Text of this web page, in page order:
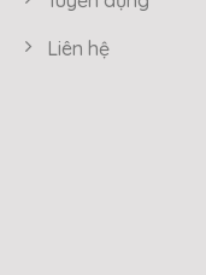
Liên hệ